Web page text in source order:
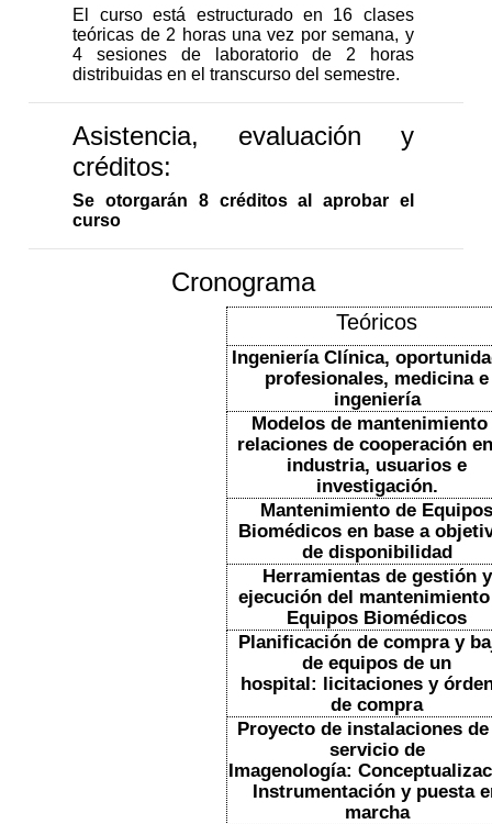
El curso está estructurado en 16 clases
teóricas de 2 horas una vez por semana, y
4 sesiones de laboratorio de 2 horas
distribuidas en el transcurso del semestre.
Asistencia, evaluación y
créditos:
Se otorgarán 8 créditos al aprobar el
curso
Cronograma
Teóricos
Ingeniería Clínica,
profesionales, medicina e
ingeniería
Modelos de mantenimiento
relaciones de cooperación
industria, usuarios e
investigación.
Mantenimiento de
Biomédicos en base a
de disponibilidad
Herramientas de gestión y
ejecución del
Equipos Biomédicos
Planificación de compra y
de equipos de un
hospital: licitaciones y
de compra
Proyecto de instalaciones
servicio de
Imagenología:
Instrumentación y puesta
marcha